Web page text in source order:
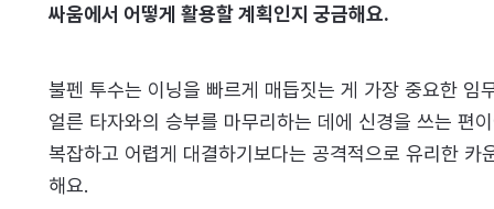
싸움에서 어떻게 활용할 계획인지 궁금해요.
불펜 투수는 이닝을 빠르게 매듭짓는 게 가장 중요한 임
얼른 타자와의 승부를 마무리하는 데에 신경을 쓰는 편
복잡하고 어렵게 대결하기보다는 공격적으로 유리한 카
해요.